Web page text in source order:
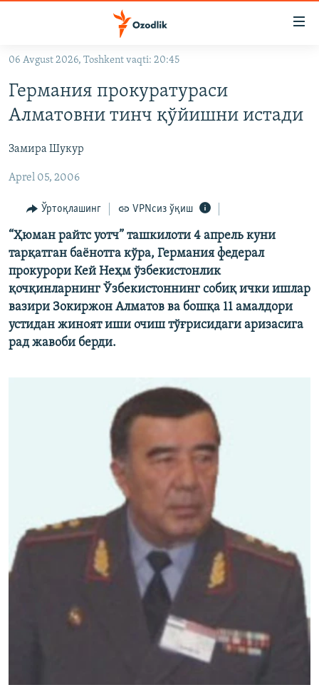
Асосий
навигацияга
ўтинг
OZODVIDEO
ИЖТИМОИЙ ТАРМОҚЛАР
Озодлик бошқа тилларда
06 Avgust 2026, Toshkent vaqti: 20:45
Германия прокуратураси
Алматовни тинч қўйишни истади
Замира Шукур
Aprel 05, 2006
Ўртоқлашинг VPNсиз ўқиш
“Ҳюман райтс уотч” ташкилоти 4 апрель куни
тарқатган баëнотга кўра, Германия федерал
прокурори Кей Неҳм ўзбекистонлик
қочқинларнинг Ўзбекистоннинг собиқ ички ишлар
вазири Зокиржон Алматов ва бошқа 11 амалдори
устидан жиноят иши очиш тўғрисидаги аризасига
рад жавоби берди.